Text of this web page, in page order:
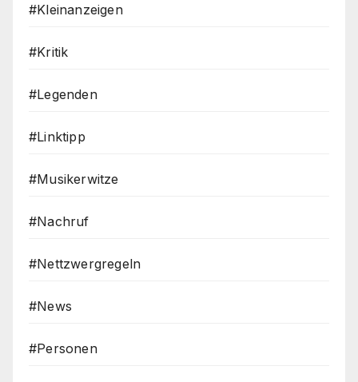
#Kleinanzeigen
#Kritik
#Legenden
#Linktipp
#Musikerwitze
#Nachruf
#Nettzwergregeln
#News
#Personen